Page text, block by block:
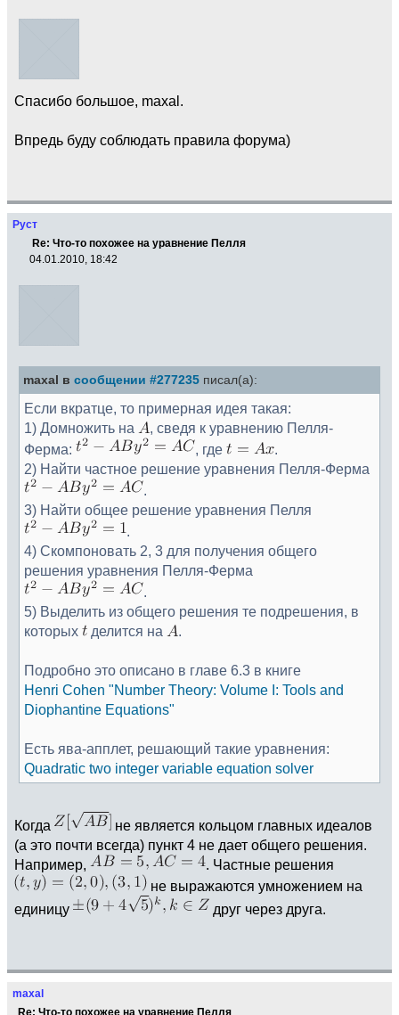
Спасибо большое, maxal.
Впредь буду соблюдать правила форума)
Руст
Re: Что-то похожее на уравнение Пелля
04.01.2010, 18:42
maxal в сообщении #277235 писал(а):
Если вкратце, то примерная идея такая:
1) Домножить на
, сведя к уравнению Пелля-
Ферма:
, где
.
2) Найти частное решение уравнения Пелля-Ферма
.
3) Найти общее решение уравнения Пелля
.
4) Скомпоновать 2, 3 для получения общего
решения уравнения Пелля-Ферма
.
5) Выделить из общего решения те подрешения, в
которых
делится на .
Подробно это описано в главе 6.3 в книге
Henri Cohen "Number Theory: Volume I: Tools and
Diophantine Equations"
Есть ява-апплет, решающий такие уравнения:
Quadratic two integer variable equation solver
Когда
не является кольцом главных идеалов
(а это почти всегда) пункт 4 не дает общего решения.
Например,
. Частные решения
не выражаются умножением на
единицу
друг через друга.
maxal
Re: Что-то похожее на уравнение Пелля